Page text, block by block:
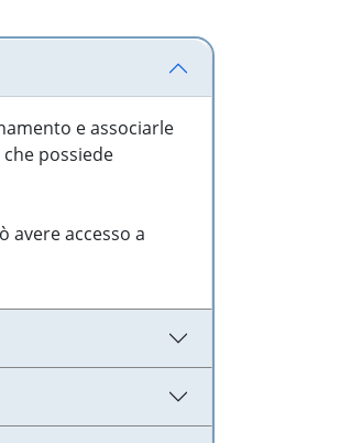
e associarle
possiede
accesso a